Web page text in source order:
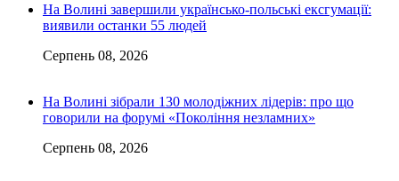
На Волині завершили українсько-польські ексгумації:
виявили останки 55 людей
Серпень 08, 2026
На Волині зібрали 130 молодіжних лідерів: про що
говорили на форумі «Покоління незламних»
Серпень 08, 2026